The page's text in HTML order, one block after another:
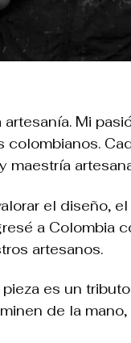
Mi
maestría
el diseño,
a Colombia
artesanos.
es un
de la